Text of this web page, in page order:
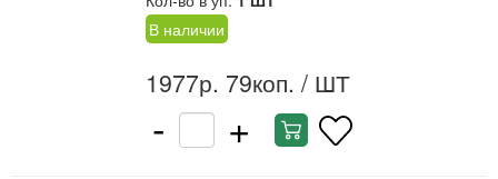
В наличии
1977р. 79коп. / ШТ
- +